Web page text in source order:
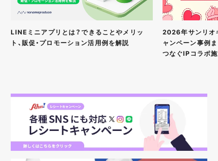
LINEミニアプリとは？できることやメリッ
ト、販促・プロモーション活用例を解説
2026年サンリオ
ャンペーン事例
つなぐIPコラボ